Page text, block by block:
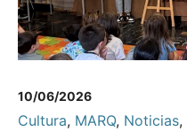
10/06/2026
Cultura, MARQ, Noticias,